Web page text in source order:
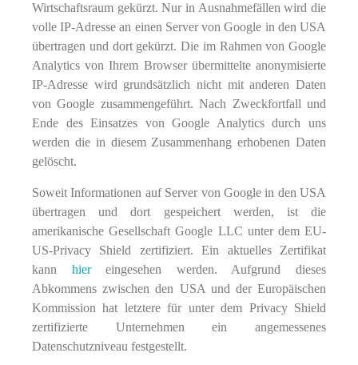
Wirtschaftsraum gekürzt. Nur in Ausnahmefällen wird die
volle IP-Adresse an einen Server von Google in den USA
übertragen und dort gekürzt. Die im Rahmen von Google
Analytics von Ihrem Browser übermittelte anonymisierte
IP-Adresse wird grundsätzlich nicht mit anderen Daten
von Google zusammengeführt. Nach Zweckfortfall und
Ende des Einsatzes von Google Analytics durch uns
werden die in diesem Zusammenhang erhobenen Daten
gelöscht.
Soweit Informationen auf Server von Google in den USA
übertragen und dort gespeichert werden, ist die
amerikanische Gesellschaft Google LLC unter dem EU-
US-Privacy Shield zertifiziert. Ein aktuelles Zertifikat
kann hiereingesehen werden. Aufgrund dieses
Abkommens zwischen den USA und der Europäischen
Kommission hat letztere für unter dem Privacy Shield
zertifizierte Unternehmen ein angemessenes
Datenschutzniveau festgestellt.